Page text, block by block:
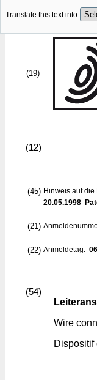
Translate this text into
(19)
(12)
(45) Hinweis auf
20.05.1998
(21)
(22) Anmeldetag:
(54)
Wire
Dispositif